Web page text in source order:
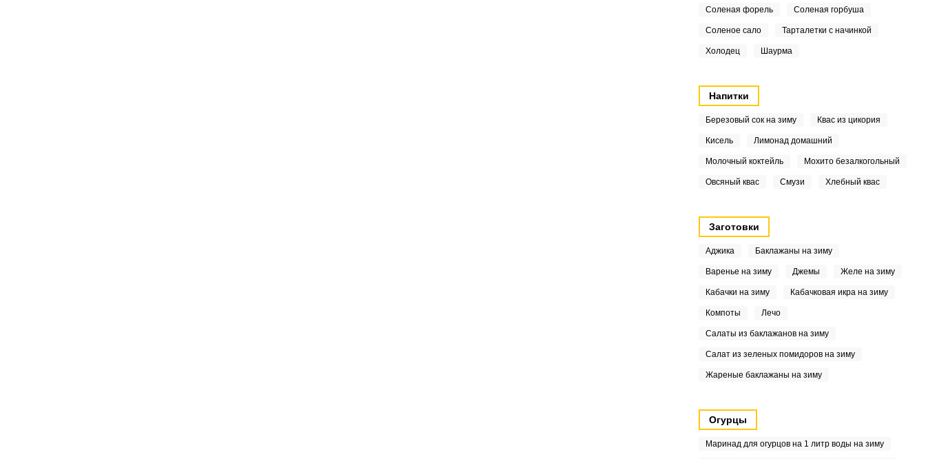
Соленая форель Соленая горбуша
Соленое сало Тарталетки с начинкой
Холодец Шаурма
Напитки
Березовый сок на зиму Квас из цикория
Кисель Лимонад домашний
Молочный коктейль Мохито безалкогольный
Овсяный квас Смузи Хлебный квас
Заготовки
Аджика Баклажаны на зиму
Варенье на зиму Джемы Желе на зиму
Кабачки на зиму Кабачковая икра на зиму
Компоты Лечо
Салаты из баклажанов на зиму
Салат из зеленых помидоров на зиму
Жареные баклажаны на зиму
Огурцы
Маринад для огурцов на 1 литр воды на зиму